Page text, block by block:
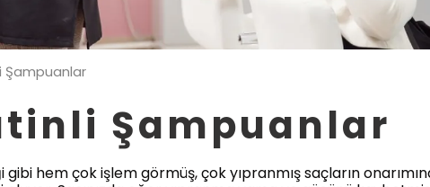
Şampuanlar
Şampuanlar
gibi hem çok işlem görmüş, çok yıpranmış saçların